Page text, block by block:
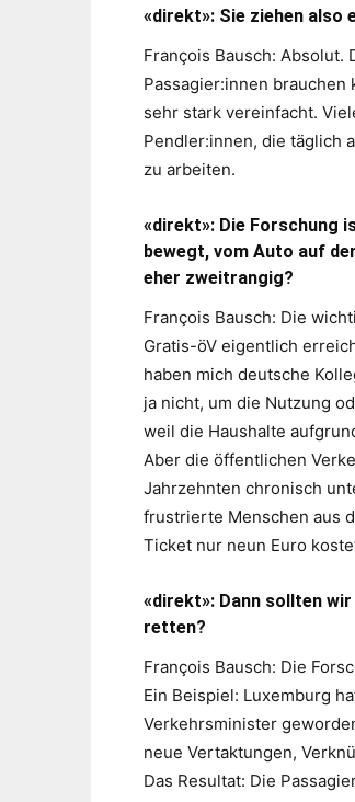
«direkt»: Sie ziehen also
François Bausch:
Passagier:innen
sehr stark vereinfacht.
Pendler:innen, die täglich
zu arbeiten.
«direkt»: Die Forschung
bewegt, vom Auto auf
eher zweitrangig?
François Bausch: Die
Gratis-öV eigentlich
haben mich deutsche
ja nicht, um die Nutzung
weil die Haushalte
Aber die öffentlichen
Jahrzehnten chronisch
frustrierte Menschen aus
Ticket nur neun Euro
«direkt»: Dann sollten
retten?
François Bausch: Die
Ein Beispiel: Luxemburg
Verkehrsminister
neue Vertaktungen,
Das Resultat: Die